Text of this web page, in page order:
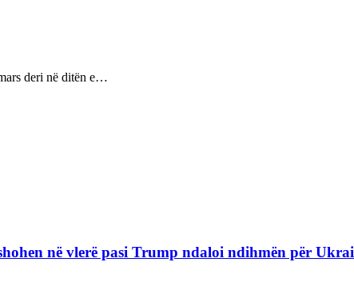
deri në ditën e…
në vlerë pasi Trump ndaloi ndihmën për